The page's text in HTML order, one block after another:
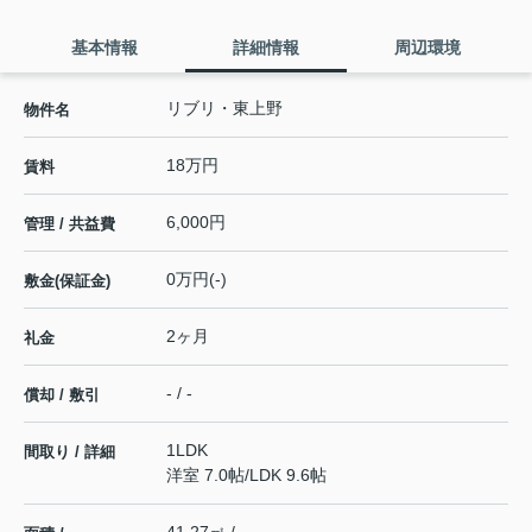
基本情報 詳細情報 周辺環境
物件名 リブリ・東上野
賃料 18万円
管理 / 共益費 6,000円
敷金(保証金) 0万円(-)
礼金 2ヶ月
償却 / 敷引 - / -
間取り / 詳細
1LDK
洋室 7.0帖/LDK 9.6帖